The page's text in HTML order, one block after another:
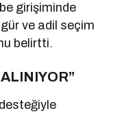
girişiminde
ve adil seçim
belirtti.